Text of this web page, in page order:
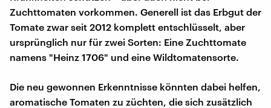
Zuchttomaten vorkommen. Generell ist das Erbgut der
Tomate zwar seit 2012 komplett entschlüsselt, aber
ursprünglich nur für zwei Sorten: Eine Zuchttomate
namens "Heinz 1706" und eine Wildtomatensorte.
Die neu gewonnen Erkenntnisse könnten dabei helfen,
aromatische Tomaten zu züchten, die sich zusätzlich